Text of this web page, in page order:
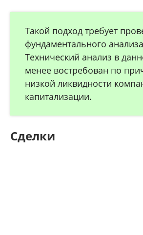
Такой подход требует
фундаментального
Технический анализ в
менее востребован по
низкой ликвидности
капитализации.
Сделки